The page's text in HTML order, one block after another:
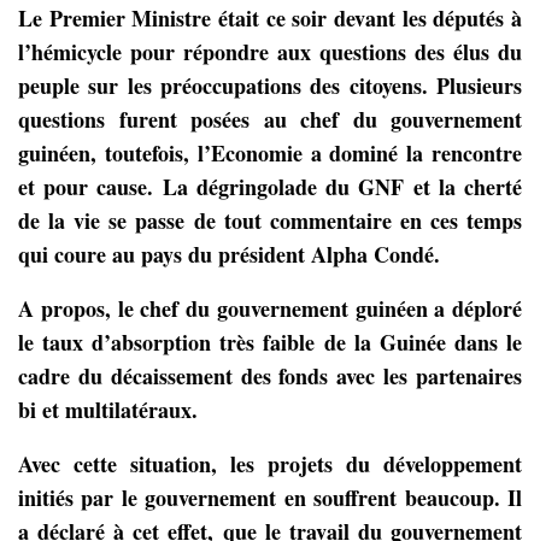
Le Premier Ministre était ce soir devant les députés à
l’hémicycle pour répondre aux questions des élus du
peuple sur les préoccupations des citoyens. Plusieurs
questions furent posées au chef du gouvernement
guinéen, toutefois, l’Economie a dominé la rencontre
et pour cause. La dégringolade du GNF et la cherté
de la vie se passe de tout commentaire en ces temps
qui coure au pays du président Alpha Condé.
A propos, le chef du gouvernement guinéen a déploré
le taux d’absorption très faible de la Guinée dans le
cadre du décaissement des fonds avec les partenaires
bi et multilatéraux.
Avec cette situation, les projets du développement
initiés par le gouvernement en souffrent beaucoup. Il
a déclaré à cet effet, que le travail du gouvernement